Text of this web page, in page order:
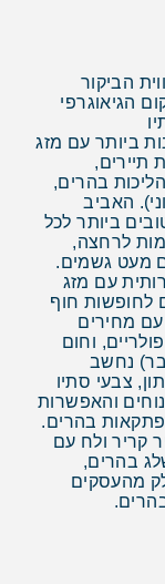
הביקור
הגיאוגרפי
ביותר עם מזג
פחות תיירים,
בהרים,
האביב
ביותר לכל
לרחצה,
עם מעט גשמים.
עם מזג
מושלם לחופשות חוף
מעלות, אך עם מחירים
וחום
נחשב
צבעי סתיו
והאפשרות
בהרים.
קריר ולח עם
15 מעלות), שלג בהרים,
מהעסקים